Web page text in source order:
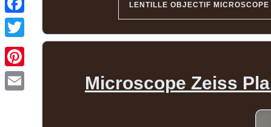
LENTILLE OBJECTIF MICROSCOPE
Microscope Zeiss